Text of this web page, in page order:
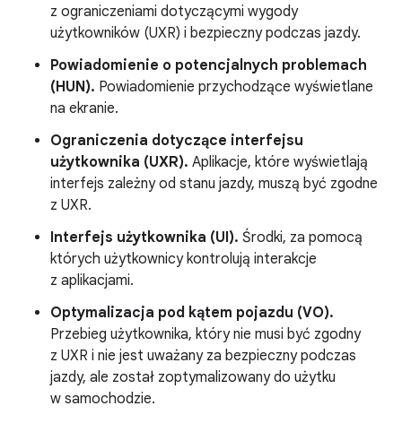
z ograniczeniami dotyczącymi wygody
użytkowników (UXR) i bezpieczny podczas jazdy.
Powiadomienie o potencjalnych problemach
(HUN). Powiadomienie przychodzące wyświetlane
na ekranie.
Ograniczenia dotyczące interfejsu
użytkownika (UXR). Aplikacje, które wyświetlają
interfejs zależny od stanu jazdy, muszą być zgodne
z UXR.
Interfejs użytkownika (UI). Środki, za pomocą
których użytkownicy kontrolują interakcje
z aplikacjami.
Optymalizacja pod kątem pojazdu (VO).
Przebieg użytkownika, który nie musi być zgodny
z UXR i nie jest uważany za bezpieczny podczas
jazdy, ale został zoptymalizowany do użytku
w samochodzie.